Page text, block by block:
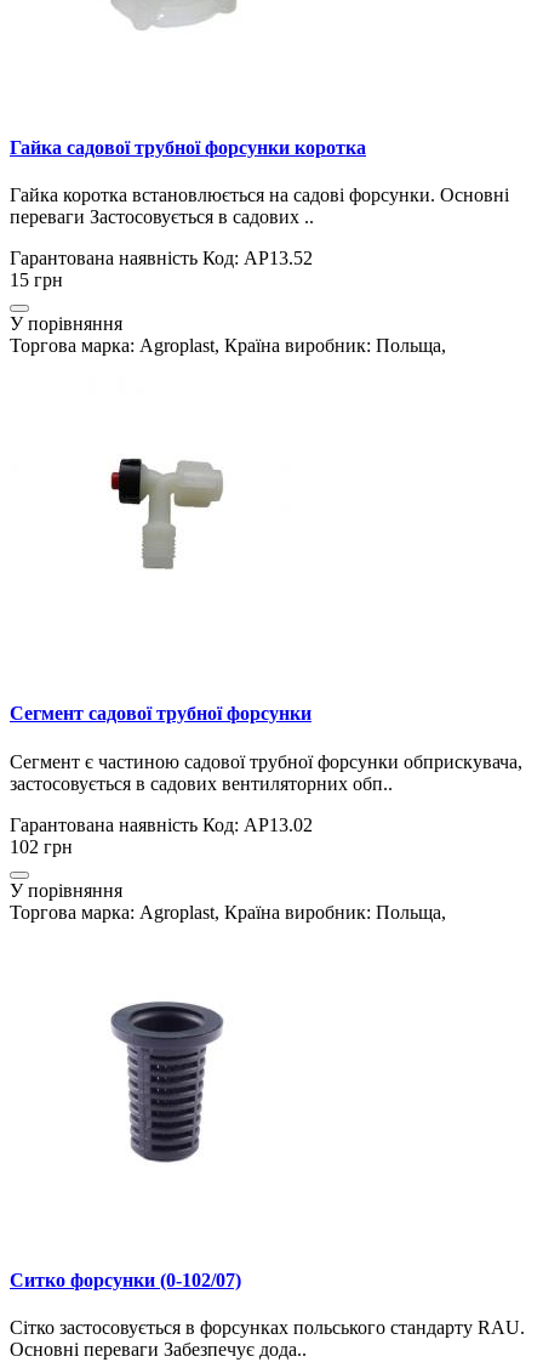
Гайка садової трубної форсунки коротка
Гайка коротка встановлюється на садові форсунки. Основні
переваги Застосовується в садових ..
Гарантована наявність Код: AP13.52
15 грн
У порівняння
Торгова марка: Agroplast, Країна виробник: Польща,
Сегмент садової трубної форсунки
Сегмент є частиною садової трубної форсунки обприскувача,
застосовується в садових вентиляторних обп..
Гарантована наявність Код: AP13.02
102 грн
У порівняння
Торгова марка: Agroplast, Країна виробник: Польща,
Ситко форсунки (0-102/07)
Сітко застосовується в форсунках польського стандарту RAU.
Основні переваги Забезпечує дода..